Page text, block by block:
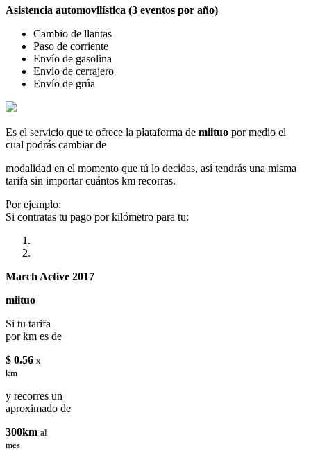
Asistencia automovilística (3 eventos por año)
Cambio de llantas
Paso de corriente
Envío de gasolina
Envío de cerrajero
Envío de grúa
Es el servicio que te ofrece la plataforma de miituo por medio el
cual podrás cambiar de
modalidad en el momento que tú lo decidas, así tendrás una misma
tarifa sin importar cuántos km recorras.
Por ejemplo:
Si contratas tu pago por kilómetro para tu:
March Active 2017
miituo
Si tu tarifa
por km es de
$ 0.56 x
km
y recorres un
aproximado de
300km al
mes